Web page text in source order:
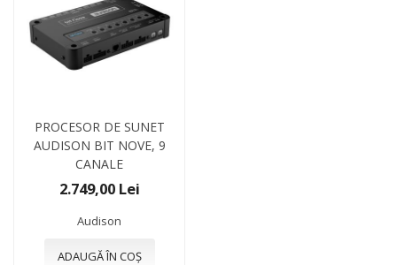
PROCESOR DE SUNET
AUDISON BIT NOVE, 9
CANALE
2.749,00 Lei
Audison
ADAUGĂ ÎN COȘ